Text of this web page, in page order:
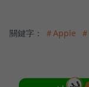
關鍵字： ＃Apple